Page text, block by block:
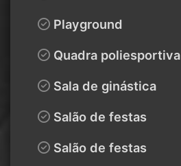
Playground
Quadra poliesportiva
Sala de ginástica
Salão de festas
Salão de festas